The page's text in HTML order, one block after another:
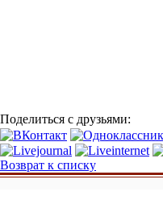
Поделиться с друзьями:
Возврат к списку